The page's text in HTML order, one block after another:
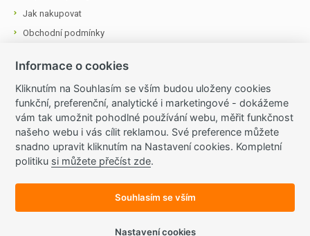
Jak nakupovat
Obchodní podmínky
Ochrana osobních údajů
OZVĚTE SE NÁM
Tel.: +420 724 874 713
E-mail: zahradnictvivraji@seznam.cz
Všechny kontakty
Informace o cookies
Kliknutím na Souhlasím se vším budou uloženy cookies
funkční, preferenční, analytické i marketingové - dokážeme
vám tak umožnit pohodlné používání webu, měřit funkčnost
našeho webu i vás cílit reklamou. Své preference můžete
snadno upravit kliknutím na Nastavení cookies. Kompletní
politiku si můžete přečíst zde.
Souhlasím se vším
Nastavení cookies